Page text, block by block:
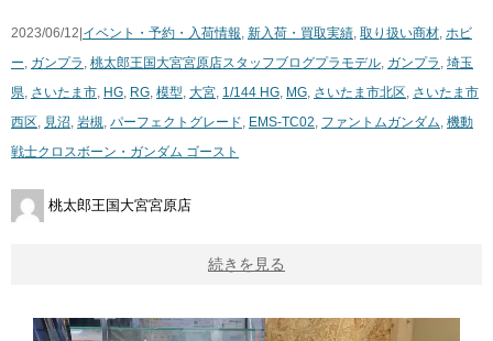
2023/06/12| イベント・予約・入荷情報, 新入荷・買取実績, 取り扱い商材, ホビ
ー, ガンプラ , 桃太郎王国大宮宮原店スタッフブログプラモデル, ガンプラ , 埼玉
県, さいたま市, HG, RG, 模型, 大宮, 1/144 ​HG, MG, さいたま市北区, さいたま市
西区, 見沼, 岩槻, パーフェクトグレード, EMS-TC02, ファントムガンダム, 機動
戦士クロスボーン・ガンダム ​ゴースト
桃太郎王国大宮宮原店
続きを見る